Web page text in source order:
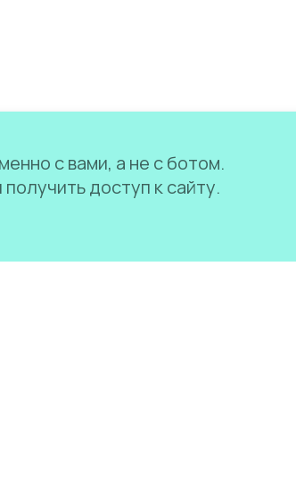
с вами, а не с ботом.
доступ к сайту.